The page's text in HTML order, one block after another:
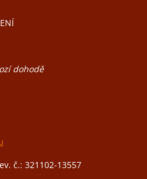
dohodě
č.: 321102-13557